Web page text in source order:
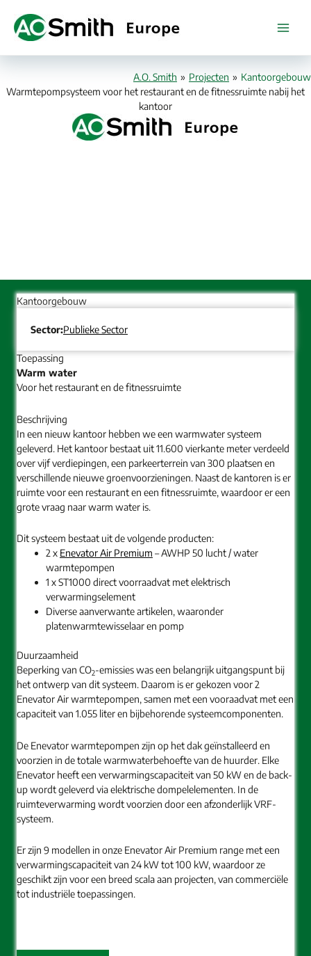
naar
A.O. Smith » Projecten » Kantoorgebouw
Warmtepompsysteem voor het restaurant en de fitnessruimte nabij het
kantoor
Kantoorgebouw
Sector:Publieke Sector
Toepassing
Warm water
Voor het restaurant en de fitnessruimte
Beschrijving
In een nieuw kantoor hebben we een warmwater systeem
geleverd. Het kantoor bestaat uit 11.600 vierkante meter verdeeld
over vijf verdiepingen, een parkeerterrein van 300 plaatsen en
verschillende nieuwe groenvoorzieningen. Naast de kantoren is er
ruimte voor een restaurant en een fitnessruimte, waardoor er een
grote vraag naar warm water is.
Dit systeem bestaat uit de volgende producten:
2 x Enevator Air Premium – AWHP 50 lucht / water
warmtepompen
1 x ST1000 direct voorraadvat met elektrisch
verwarmingselement
Diverse aanverwante artikelen, waaronder
platenwarmtewisselaar en pomp
Duurzaamheid
Beperking van CO2-emissies was een belangrijk uitgangspunt bij
het ontwerp van dit systeem. Daarom is er gekozen voor 2
Enevator Air warmtepompen, samen met een vooraadvat met een
capaciteit van 1.055 liter en bijbehorende systeemcomponenten.
De Enevator warmtepompen zijn op het dak geïnstalleerd en
voorzien in de totale warmwaterbehoefte van de huurder. Elke
Enevator heeft een verwarmingscapaciteit van 50 kW en de back-
up wordt geleverd via elektrische dompelelementen. In de
ruimteverwarming wordt voorzien door een afzonderlijk VRF-
systeem.
Er zijn 9 modellen in onze Enevator Air Premium range met een
verwarmingscapaciteit van 24 kW tot 100 kW, waardoor ze
geschikt zijn voor een breed scala aan projecten, van commerciële
tot industriële toepassingen.